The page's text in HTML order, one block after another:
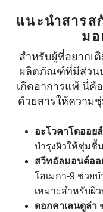
แนะนำสารส
มอ
สำหรับผู้ที่อยากเ
ผลิตภัณฑ์ที่มีส่วนป
เกิดอาการแพ้ นี่คื
ด้วยสารให้ความ
อะโวคาโดออยล์
บำรุงผิวให้ชุ่มชื้
สวีทอัลมอนด์ออ
โอเมกา-9 ช่วย
เหมาะสำหรับผิ
ดอกคาเลนดูล่า